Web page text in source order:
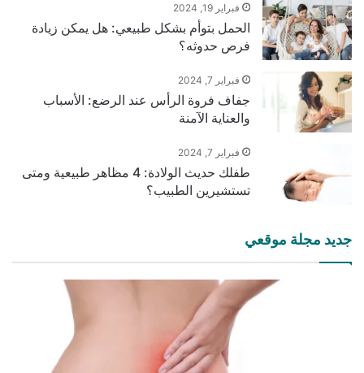
فبراير 19, 2024
الحمل بتوأم بشكل طبيعي: هل يمكن زيادة
فرص حدوثه؟
فبراير 7, 2024
جفاف فروة الرأس عند الرضع: الأسباب
والعناية الآمنة
فبراير 7, 2024
طفلك حديث الولادة: 4 مظاهر طبيعية ومتى
تستشيرين الطبيب؟
جديد مجلة موقعي